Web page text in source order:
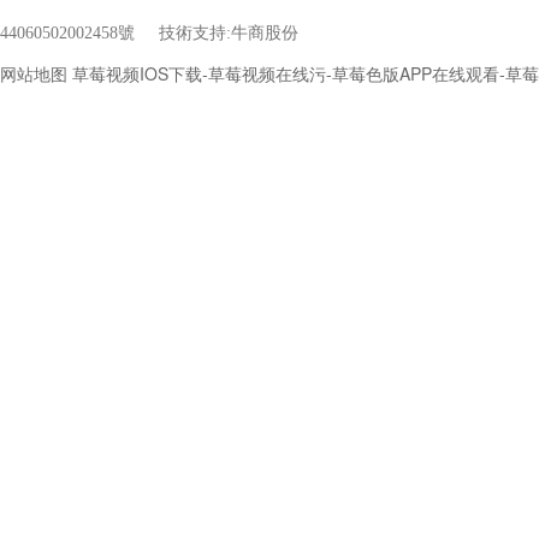
44060502002458號 技術支持:牛商股份
网站地图 草莓视频IOS下载-草莓视频在线污-草莓色版APP在线观看-草